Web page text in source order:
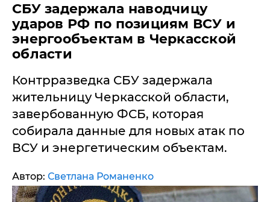
СБУ задержала наводчицу
ударов РФ по позициям ВСУ и
энергообъектам в Черкасской
области
Контрразведка СБУ задержала
жительницу Черкасской области,
завербованную ФСБ, которая
собирала данные для новых атак по
ВСУ и энергетическим объектам.
Автор: Светлана Романенко